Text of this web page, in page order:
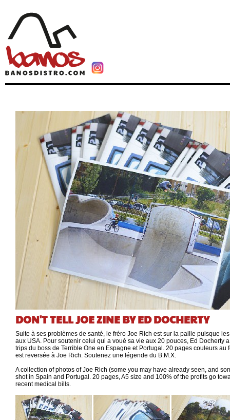
DON'T TELL JOE ZINE BY ED DOCHERTY
Suite à ses problèmes de santé, le fréro Joe Rich est sur la paille puisque
aux USA. Pour soutenir celui qui a voué sa vie aux 20 pouces, Ed Docherty
trips du boss de Terrible One en Espagne et Portugal. 20 pages couleurs au
est reversée à Joe Rich. Soutenez une légende du B.M.X.
A collection of photos of Joe Rich (some you may have already seen, and
shot in Spain and Portugal. 20 pages, A5 size and 100% of the profits go
recent medical bills.